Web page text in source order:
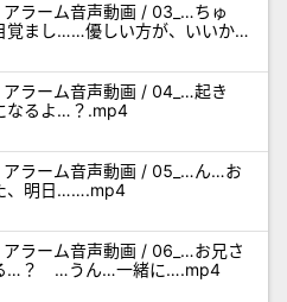
ラーム音声動画 / 03_…ちゅ
覚まし……優しい方が、いいか
ラーム音声動画 / 04_…起き
なるよ…？.mp4
ラーム音声動画 / 05_…ん…お
、明日…….mp4
ラーム音声動画 / 06_…お兄さ
…？ …うん…一緒に….mp4